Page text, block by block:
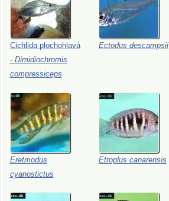
Cichlida plochohlavá
- Dimidiochromis
compressiceps
Ectodus descampsii
Eretmodus
cyanostictus
Etroplus canarensis